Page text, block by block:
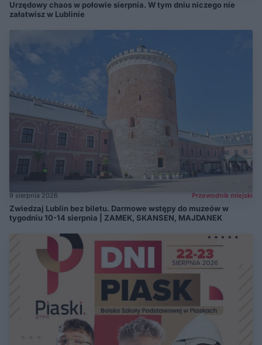
Urzędowy chaos w połowie sierpnia. W tym dniu niczego nie
załatwisz w Lublinie
9 sierpnia 2026 Przewodnik miejski
Zwiedzaj Lublin bez biletu. Darmowe wstępy do muzeów w
tygodniu 10-14 sierpnia | ZAMEK, SKANSEN, MAJDANEK